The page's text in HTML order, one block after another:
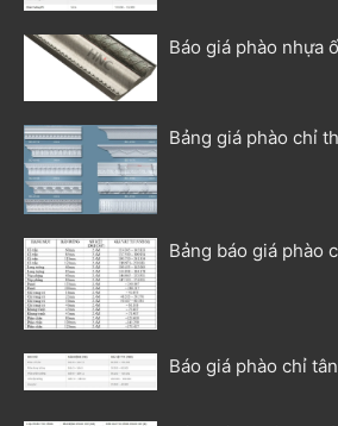
Báo giá phào nhựa
Bảng giá phào chỉ
Bảng báo giá phào
Báo giá phào chỉ